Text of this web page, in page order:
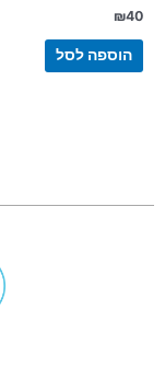
₪40
הוספה לסל